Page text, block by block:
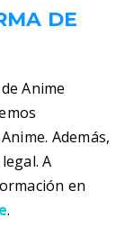
DE
Anime
Además,
A
en
.